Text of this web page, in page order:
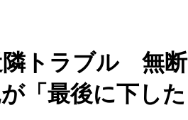
隣トラブル 無断
「最後に下した